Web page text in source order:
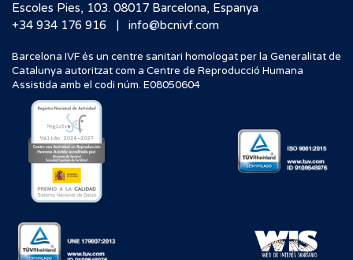
Escoles Pies, 103. 08017 Barcelona, Espanya
+34 934 176 916
| info@bcnivf.com
Barcelona IVF és un centre sanitari homologat per la Generalitat de
Catalunya autoritzat com a Centre de Reproducció Humana
Assistida amb el codi núm. E08050604